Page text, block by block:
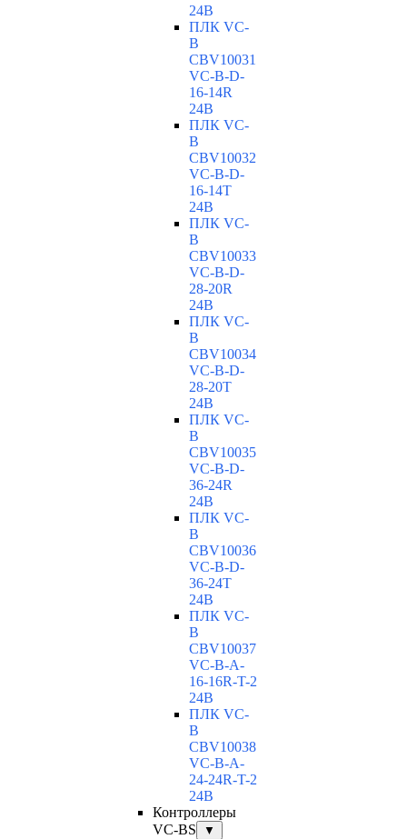
24В
ПЛК VC-
B
CBV10031
VC-В-D-
16-14R
24В
ПЛК VC-
B
CBV10032
VC-В-D-
16-14T
24В
ПЛК VC-
B
CBV10033
VC-В-D-
28-20R
24В
ПЛК VC-
B
CBV10034
VC-В-D-
28-20T
24В
ПЛК VC-
B
CBV10035
VC-В-D-
36-24R
24В
ПЛК VC-
B
CBV10036
VC-В-D-
36-24T
24В
ПЛК VC-
B
CBV10037
VC-В-A-
16-16R-T-2
24В
ПЛК VC-
B
CBV10038
VC-В-A-
24-24R-T-2
24В
Контроллеры
VC-BS
▼